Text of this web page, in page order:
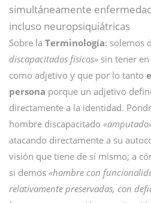
simultáneamente
incluso neuropsiquiátricas
Sobre la Terminología: solemos
discapacitados físicos» sin tener
como adjetivo y que por lo tanto
persona porque un adjetivo
directamente a la identidad.
hombre discapacitado
atacando directamente a su
visión que tiene de sí mismo; a
si demos «hombre con
relativamente preservadas, con